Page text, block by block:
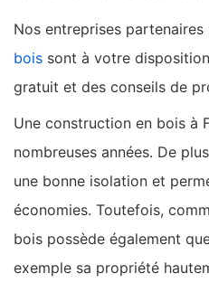
Nos entreprises partenaires
bois sont à votre
gratuit et des conseils de
Une construction en bois à
nombreuses années. De
une bonne isolation et
économies. Toutefois,
bois possède également
exemple sa propriété